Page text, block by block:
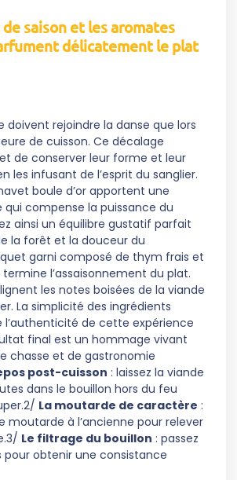
saison et les aromates
délicatement le plat
doivent rejoindre la danse que lors
de cuisson. Ce décalage
de conserver leur forme et leur
les infusant de l’esprit du sanglier.
boule d’or apportent une
qui compense la puissance du
ainsi un équilibre gustatif parfait
la forêt et la douceur du
garni composé de thym frais et
l’assaisonnement du plat.
les notes boisées de la viande
La simplicité des ingrédients
l’authenticité de cette expérience
final est un hommage vivant
chasse et de gastronomie
post-cuisson : laissez la viande
dans le bouillon hors du feu
La moutarde de caractère :
moutarde à l’ancienne pour relever
Le filtrage du bouillon : passez
pour obtenir une consistance